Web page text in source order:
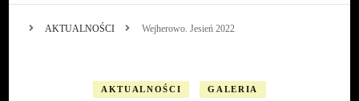
AKTUALNOŚCI Wejherowo. Jesień 2022
AKTUALNOŚCI GALERIA